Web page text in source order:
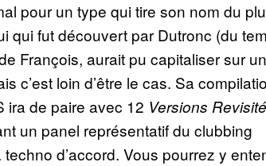
pour un type qui tire son nom du
qui fut découvert par Dutronc (du
François, aurait pu capitaliser sur un
c’est loin d’être le cas. Sa
ira de paire avec 12 Versions
un panel représentatif du clubbing
d’accord. Vous pourrez y